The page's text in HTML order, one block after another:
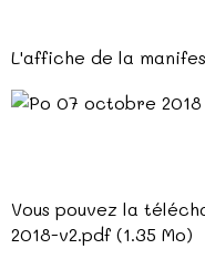
L'affiche de la
Vous pouvez la
2018-v2.pdf (1.35 Mo)